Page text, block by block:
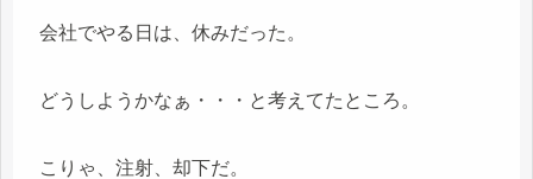
会社でやる日は、休みだった。
どうしようかなぁ・・・と考えてたところ。
こりゃ、注射、却下だ。